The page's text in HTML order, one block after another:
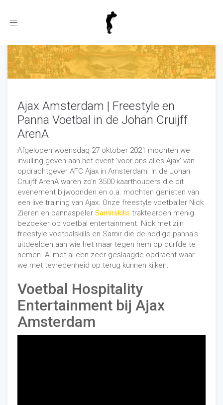
Toggle
Ajax Amsterdam | Freestyle en
Panna Voetbal in de Johan Cruijff
ArenA
Afgelopen woensdag 27 oktober 2021 mochten we
invulling geven aan het event 'voor ons alles Ajax' van
opdrachtgever AFC Ajax in Amsterdam. In de Johan
Cruijff ArenA waren zo'n 3500 kaarthouders die dit
evenement bijwoonden en o.a. mochten genieten van
een live training van Ajax. Onze freestyle voetballer Nick
Zieren en pannaspeler Samirskills trakteerden menig
bezoeker op voetbal entertainment. Nick met zijn
freestyle voetbalskills en Samir die de nodige panna's
uitdeelden aan wie het maar tegen hem op durfde te
nemen. Al met al een zeer geslaagde opdracht waar
we met tevredenheid op terug kunnen kijken.
Voetbal Hospitality
Entertainment bij Ajax
Amsterdam